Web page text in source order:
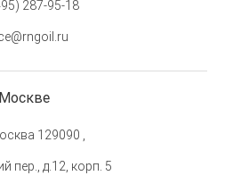
287-95-18
129090 ,
пер., д.12, корп. 5